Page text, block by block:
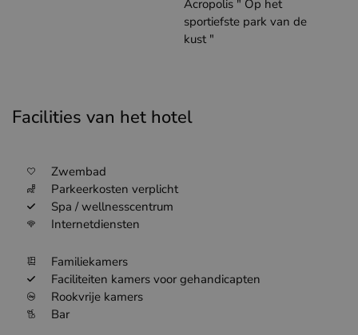
Acropolis " Op het
sportiefste park van de
kust "
Facilities van het hotel
Zwembad
Parkeerkosten verplicht
Spa / wellnesscentrum
Internetdiensten
Familiekamers
Faciliteiten kamers voor gehandicapten
Rookvrije kamers
Bar